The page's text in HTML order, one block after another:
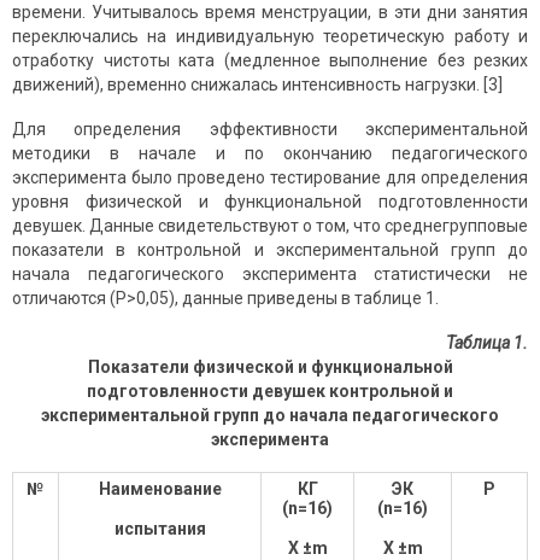
времени. Учитывалось время менструации, в эти дни занятия
переключались на индивидуальную теоретическую работу и
отработку чистоты ката (медленное выполнение без резких
движений), временно снижалась интенсивность нагрузки. [3]
Для определения эффективности экспериментальной
методики в начале и по окончанию педагогического
эксперимента было проведено тестирование для определения
уровня физической и функциональной подготовленности
девушек. Данные свидетельствуют о том, что среднегрупповые
показатели в контрольной и экспериментальной групп до
начала педагогического эксперимента статистически не
отличаются (Р>0,05), данные приведены в таблице 1.
Таблица 1.
Показатели физической и функциональной
подготовленности девушек контрольной и
экспериментальной групп до начала педагогического
эксперимента
№ Наименование
испытания
КГ
(n=16)
X±m
ЭК
(n=16)
X±m
P